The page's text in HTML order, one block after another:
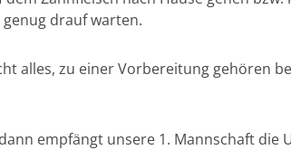
drauf warten.
alles, zu einer Vorbereitung gehören
empfängt unsere 1. Mannschaft die